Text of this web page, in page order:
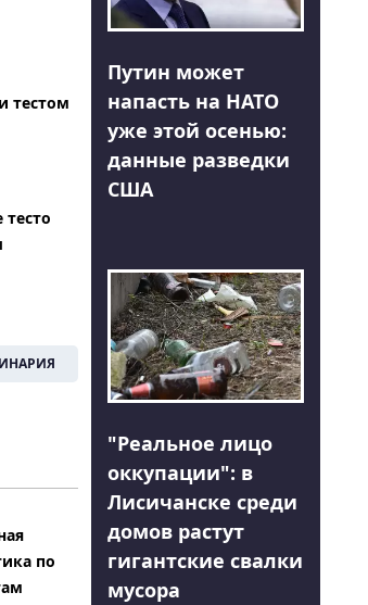
тестом
по
Путин может
напасть на НАТО
уже этой осенью:
данные разведки
США
"Реальное лицо
оккупации": в
Лисичанске среди
домов растут
гигантские свалки
мусора